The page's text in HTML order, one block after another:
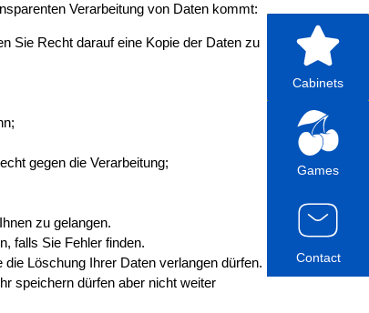
Verarbeitung von Daten kommt:
Sie Recht darauf eine Kopie der Daten zu
gegen die Verarbeitung;
zu gelangen.
falls Sie Fehler finden.
Löschung Ihrer Daten verlangen dürfen.
speichern dürfen aber nicht weiter
Cabinets
Games
Contact